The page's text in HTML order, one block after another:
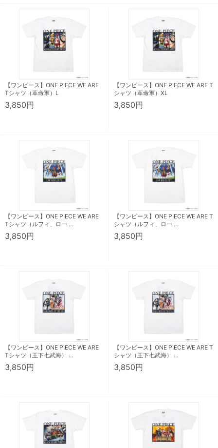
【ワンピース】ONE PIECE WE ARE
Tシャツ（革命軍）L
3,850円
【ワンピース】ONE PIECE WE ARE T
シャツ（革命軍）XL
3,850円
【ワンピース】ONE PIECE WE ARE
Tシャツ（ルフィ、ロー …
3,850円
【ワンピース】ONE PIECE WE ARE T
シャツ（ルフィ、ロー …
3,850円
【ワンピース】ONE PIECE WE ARE
Tシャツ（王下七武海） …
3,850円
【ワンピース】ONE PIECE WE ARE T
シャツ（王下七武海） …
3,850円